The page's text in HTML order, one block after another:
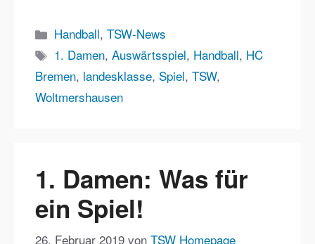
Kategorien
Handball,TSW-News
Schlagwörter
1. Damen,Auswärtsspiel, Handball, HC
Bremen, landesklasse, Spiel, TSW,
Woltmershausen
1. Damen: Was für
ein Spiel!
26. Februar 2019 von TSW Homepage